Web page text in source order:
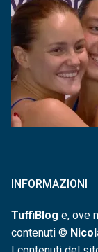
INFORMAZIONI
TuffiBlog e, ove
contenuti ©